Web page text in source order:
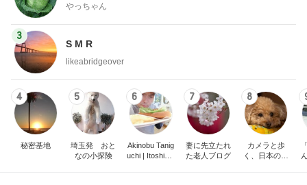
やっちゃん
3
S M R
likeabridgeover
4
秘密基地
5
埼玉発 おと
なの小探険
6
Akinobu Tanig
uchi | Itoshima
7
妻に先立たれ
た老人ブログ
8
カメラと歩
く、日本の風